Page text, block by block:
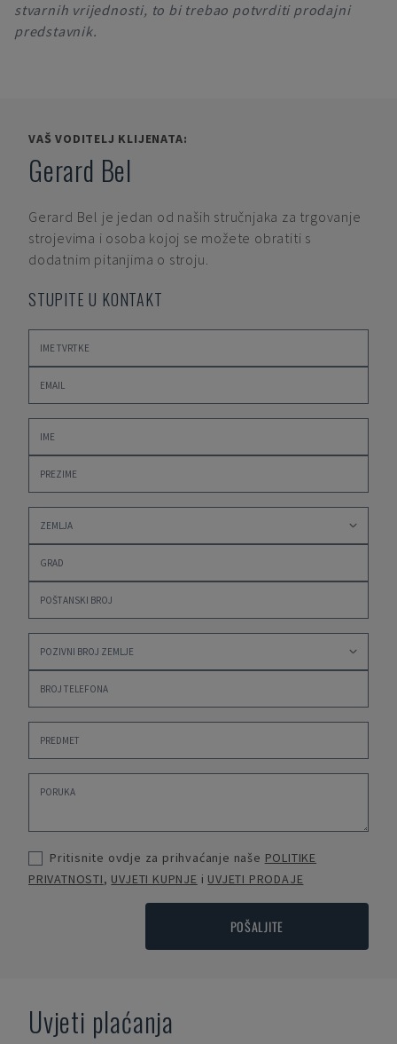
stvarnih vrijednosti, to bi trebao potvrditi prodajni
predstavnik.
VAŠ VODITELJ KLIJENATA:
Gerard Bel
Gerard Bel je jedan od naših stručnjaka za trgovanje
strojevima i osoba kojoj se možete obratiti s
dodatnim pitanjima o stroju.
STUPITE U KONTAKT
Pritisnite ovdje za prihvaćanje naše POLITIKE
PRIVATNOSTI, UVJETI KUPNJE i UVJETI PRODAJE
POŠALJITE
Uvjeti plaćanja